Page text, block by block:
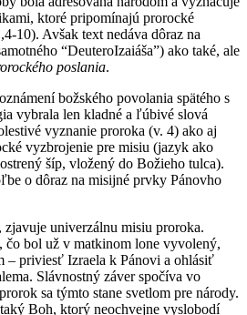
ktoré pripomínajú prorocké
10). Avšak text nedáva dôraz na
“DeuteroIzaiáša”) ako také, ale
poslania.
božského povolania spätého s
vybrala len kladné a ľúbivé slová
vyznanie proroka (v. 4) ako aj
vyzbrojenie pre misiu (jazyk ako
šíp, vložený do Božieho tulca).
o dôraz na misijné prvky Pánovho
univerzálnu misiu proroka.
čo bol už v matkinom lone vyvolený,
– priviesť Izraela k Pánovi a ohlásiť
Slávnostný záver spočíva vo
sa týmto stane svetlom pre národy.
Boh, ktorý neochvejne vyslobodí